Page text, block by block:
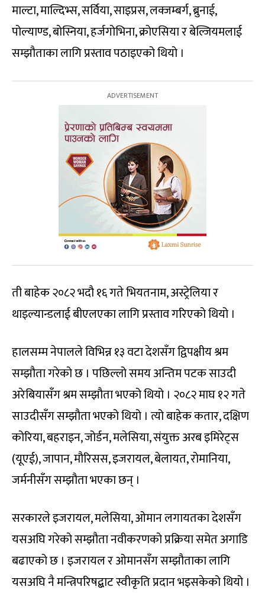
माल्टा, माल्दिभ्स, सर्विया, साइप्रस, लक्जम्बर्ग, ब्रुनाई,
पोल्याण्ड, बोस्निया, हर्जगोभिना, क्रोएसिया र बेल्जियमलाई
सम्झौताका लागि प्रस्ताव पठाइएको थियो ।
ती बाहेक २०८२ भदौ १६ गते भियतनाम, अस्ट्रेलिया र
थाइल्यान्डलाई बीएलएका लागि प्रस्ताव गरिएको थियो ।
हालसम्म नेपालले विभिन्न १३ वटा देशसँग द्विपक्षीय श्रम
सम्झौता गरेको छ । पछिल्लो समय अन्तिम पटक साउदी
अरेबियासँग श्रम सम्झौता भएको थियो । २०८२ माघ १२ गते
साउदीसँग सम्झौता भएको थियो । त्यो बाहेक कतार, दक्षिण
कोरिया, बहराइन, जोर्डन, मलेसिया, संयुक्त अरब इमिरेट्स
(यूएई), जापान, मौरिसस, इजरायल, बेलायत, रोमानिया,
जर्मनीसँग सम्झौता भएका छन् ।
सरकारले इजरायल, मलेसिया, ओमान लगायतका देशसँग
यसअघि गरेको सम्झौता नवीकरणको प्रक्रिया समेत अगाडि
बढाएको छ । इजरायल र ओमानसँग सम्झौताका लागि
यसअघि नै मन्त्रिपरिषद्बाट स्वीकृति प्रदान भइसकेको थियो ।